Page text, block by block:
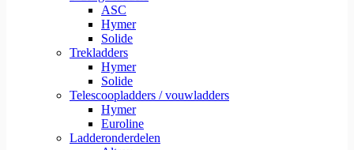
ASC
Hymer
Solide
Trekladders
Hymer
Solide
Telescoopladders / vouwladders
Hymer
Euroline
Ladderonderdelen